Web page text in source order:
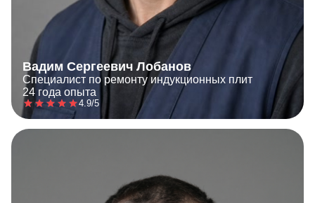
Вадим Сергеевич Лобанов
Специалист по ремонту индукционных плит
24 года опыта
4.9/5